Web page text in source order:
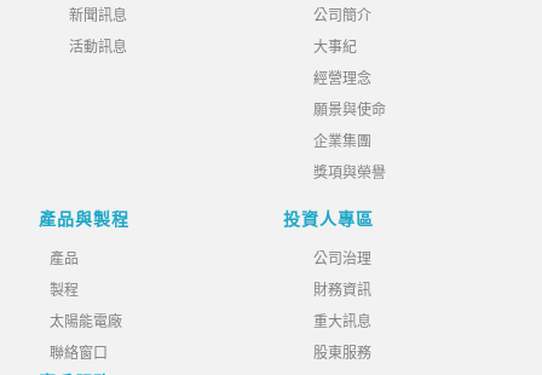
新聞訊息
活動訊息
公司簡介
大事紀
經營理念
願景與使命
企業集團
獎項與榮譽
產品與製程
產品
製程
太陽能電廠
聯絡窗口
投資人專區
公司治理
財務資訊
重大訊息
股東服務